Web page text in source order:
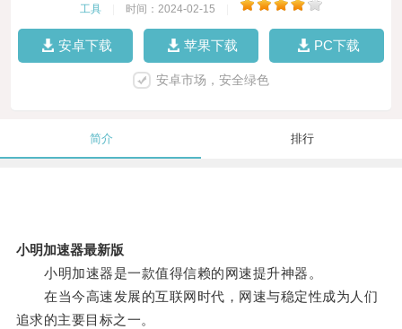
工具 时间：2024-02-15
安卓下载 苹果下载 PC下载
安卓市场，安全绿色
简介 排行
小明加速器最新版
小明加速器是一款值得信赖的网速提升神器。
在当今高速发展的互联网时代，网速与稳定性成为人们
追求的主要目标之一。